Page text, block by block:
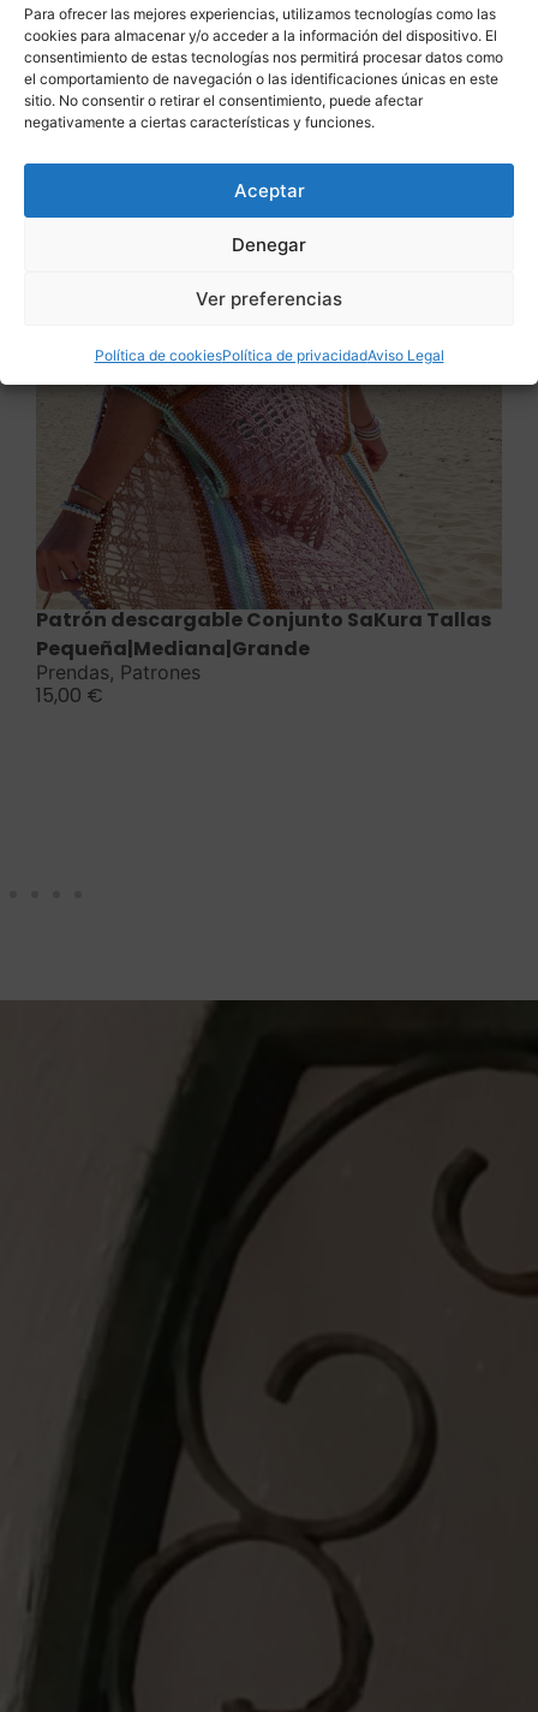
Para ofrecer las mejores experiencias, utilizamos tecnologías como las
cookies para almacenar y/o acceder a la información del dispositivo. El
consentimiento de estas tecnologías nos permitirá procesar datos como
el comportamiento de navegación o las identificaciones únicas en este
sitio. No consentir o retirar el consentimiento, puede afectar
negativamente a ciertas características y funciones.
Aceptar
Denegar
Ver preferencias
Política de cookiesPolítica de privacidadAviso Legal
Saber más
Patrón descargable Conjunto SaKura Tallas
Pequeña|Mediana|Grande
Prendas, Patrones
15,00 €